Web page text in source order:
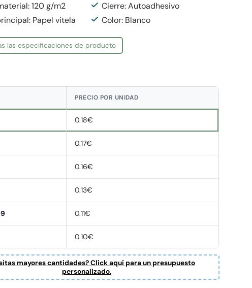
120 g/m2
Cierre: Autoadhesivo
Papel vitela
Color: Blanco
las especificaciones de producto
PRECIO POR UNIDAD
0.18€
0.17€
0.16€
0.13€
0.11€
0.10€
mayores cantidades? Click aquí para un presupuesto
personalizado.